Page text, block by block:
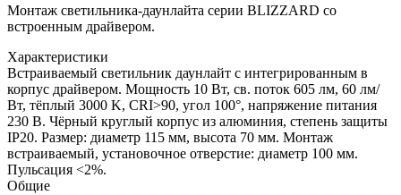
Монтаж светильника-даунлайта серии BLIZZARD со
встроенным драйвером.
Характеристики
Встраиваемый светильник даунлайт с интегрированным в
корпус драйвером. Мощность 10 Вт, св. поток 605 лм, 60 лм/
Вт, тёплый 3000 K, CRI>90, угол 100°, напряжение питания
230 В. Чёрный круглый корпус из алюминия, степень защиты
IP20. Размер: диаметр 115 мм, высота 70 мм. Монтаж
встраиваемый, установочное отверстие: диаметр 100 мм.
Пульсация <2%.
Общие